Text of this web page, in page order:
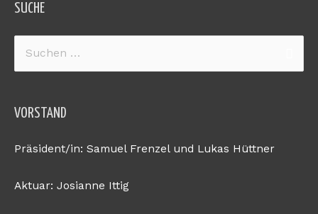
SUCHE
Suchen
nach:
VORSTAND
Präsident/in: Samuel Frenzel und Lukas Hüttner
Aktuar: Josianne Ittig